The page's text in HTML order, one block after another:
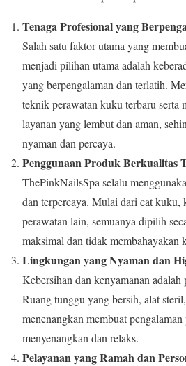
Tenaga Profesional yang
Salah satu faktor utama yang
menjadi pilihan utama adalah
yang berpengalaman dan terlatih.
teknik perawatan kuku terbaru serta
layanan yang lembut dan aman,
nyaman dan percaya.
Penggunaan Produk Berkualitas
ThePinkNailsSpa selalu
dan terpercaya. Mulai dari cat kuku,
perawatan lain, semuanya dipilih
maksimal dan tidak membahayakan
Lingkungan yang Nyaman dan
Kebersihan dan kenyamanan
Ruang tunggu yang bersih, alat
menenangkan membuat
menyenangkan dan relaks.
Pelayanan yang Ramah dan